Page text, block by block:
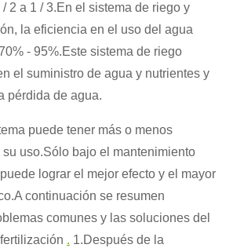
2 a 1 / 3.En el sistema de riego y
la eficiencia en el uso del agua
- 95%.Este sistema de riego
el suministro de agua y nutrientes y
pérdida de agua.
puede tener más o menos
uso.Sólo bajo el mantenimiento
lograr el mejor efecto y el mayor
continuación se resumen
comunes y las soluciones del
. 1.Después de la